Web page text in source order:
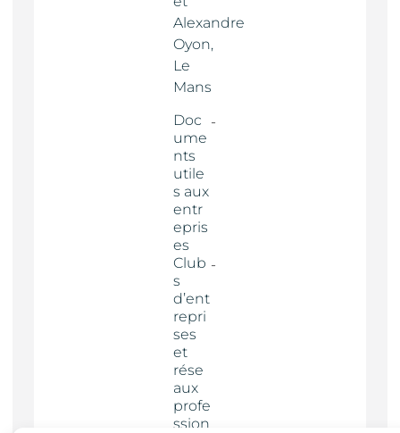
Alexandre
Oyon,
Le
Mans
Doc
ume
nts
utile
s aux
entr
epris
es
Club
s
d’ent
repri
ses
et
rése
aux
profe
ssion